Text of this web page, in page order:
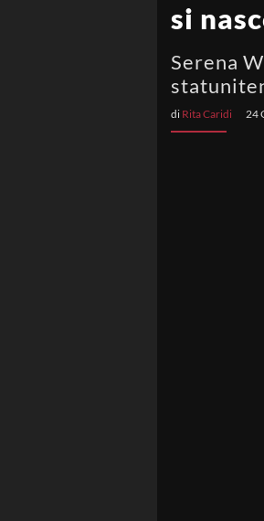
si
Serena
di Rita Caridi 24